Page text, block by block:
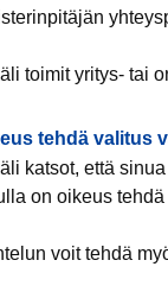
toimit yritys- tai
tehdä valitus
katsot, että
on oikeus
voit tehdä